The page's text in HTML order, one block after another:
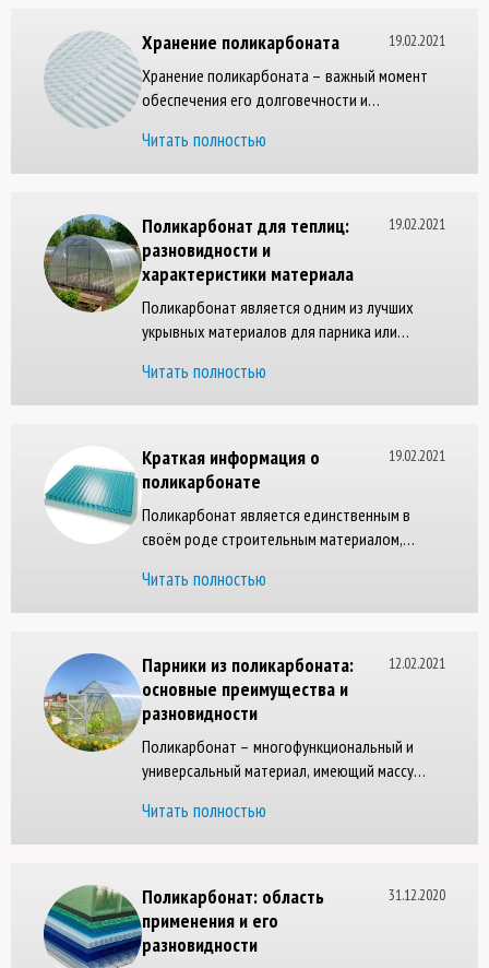
фрукты или зелень хорошего качества не
выйдет.
19.02.2021
Хранение поликарбоната
Хранение поликарбоната – важный момент
обеспечения его долговечности и
предотвратить повреждения и деформацию
поликарбонатных листов, необходимо
сохранности.
Читать полностью
19.02.2021
Поликарбонат для теплиц:
разновидности и
характеристики материала
Поликарбонат является одним из лучших
укрывных материалов для парника или
современный материал, обладающий
большим количеством преимуществ. Главная
для растений микроклимат.
Читать полностью
19.02.2021
Краткая информация о
поликарбонате
Поликарбонат является единственным в
своём роде строительным материалом,
прочность, прозрачность, низкая
теплопроводность и стойкость к
Читать полностью
12.02.2021
Парники из поликарбоната:
основные преимущества и
разновидности
Поликарбонат – многофункциональный и
универсальный материал, имеющий массу
сельском хозяйстве ему нет равных, так как с
каждым годом количество теплиц и парников
раз.
Читать полностью
31.12.2020
Поликарбонат: область
применения и его
разновидности